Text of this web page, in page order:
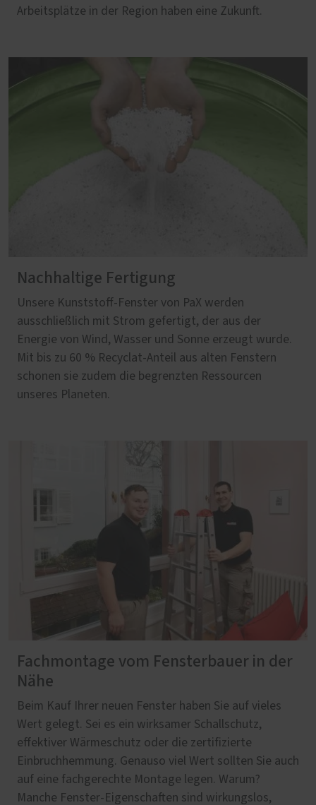
Arbeitsplätze in der Region haben eine Zukunft.
Nachhaltige Fertigung
Unsere Kunststoff-Fenster von PaX werden
ausschließlich mit Strom gefertigt, der aus der
Energie von Wind, Wasser und Sonne erzeugt wurde.
Mit bis zu 60 % Recyclat-Anteil aus alten Fenstern
schonen sie zudem die begrenzten Ressourcen
unseres Planeten.
Fachmontage vom Fensterbauer in der
Nähe
Beim Kauf Ihrer neuen Fenster haben Sie auf vieles
Wert gelegt. Sei es ein wirksamer Schallschutz,
effektiver Wärmeschutz oder die zertifizierte
Einbruchhemmung. Genauso viel Wert sollten Sie auch
auf eine fachgerechte Montage legen. Warum?
Manche Fenster-Eigenschaften sind wirkungslos,